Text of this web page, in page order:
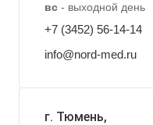
вс - выходной день
+7 (3452) 56-14-14
info@nord-med.ru
г. Тюмень,